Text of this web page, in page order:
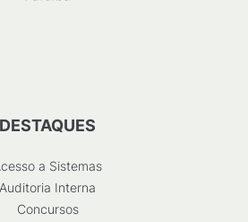
DESTAQUES
a Sistemas
Auditoria Interna
Concursos